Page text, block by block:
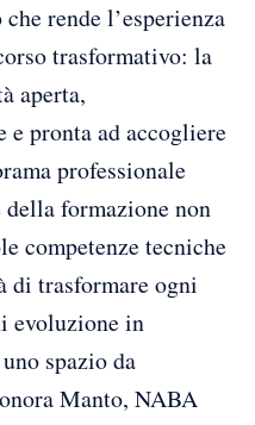
rende l’esperienza
trasformativo: la
aperta,
pronta ad accogliere
professionale
formazione non
competenze tecniche
di trasformare ogni
evoluzione in
spazio da
Manto, NABA